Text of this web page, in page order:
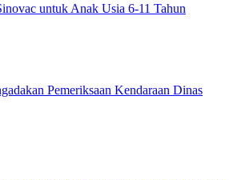
untuk Anak Usia 6-11 Tahun
Pemeriksaan Kendaraan Dinas